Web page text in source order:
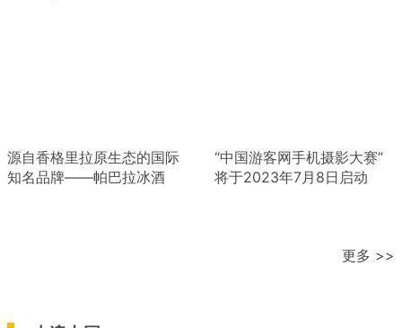
源自香格里拉原生态的国际
知名品牌——帕巴拉冰酒
“中国游客网手机摄影大赛”
将于2023年7月8日启动
更多 >>